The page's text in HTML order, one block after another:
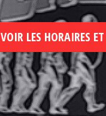
VOIR LES HORAIRES